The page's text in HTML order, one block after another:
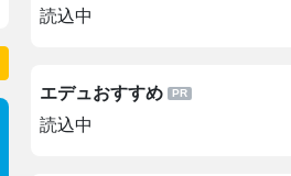
読込中
エデュおすすめ
読込中